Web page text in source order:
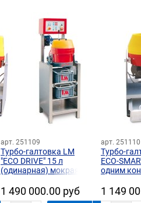
арт. 251109
Турбо-галтовка LM
"ECO DRIVE" 15 л
(одинарная) мокрая
1 490 000.00 руб
арт. 251110
Турбо-
ECO-
одним
1 149